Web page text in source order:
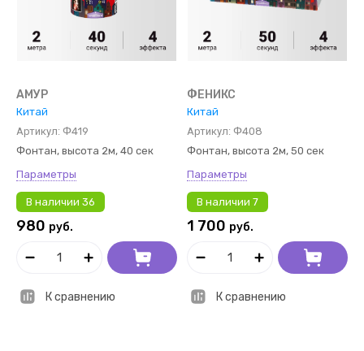
АМУР
Китай
Артикул: Ф419
Фонтан, высота 2м, 40 сек
Параметры
В наличии 36
980 руб.
К сравнению
ФЕНИКС
Китай
Артикул: Ф408
Фонтан, высота 2м, 50 сек
Параметры
В наличии 7
1 700 руб.
К сравнению